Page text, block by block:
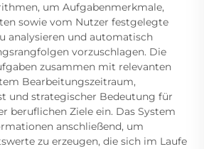
um Aufgabenmerkmale,
sowie vom Nutzer festgelegte
analysieren und automatisch
vorzuschlagen. Die
zusammen mit relevanten
Bearbeitungszeitraum,
und strategischer Bedeutung für
beruflichen Ziele ein. Das System
anschließend, um
zu erzeugen, die sich im Laufe